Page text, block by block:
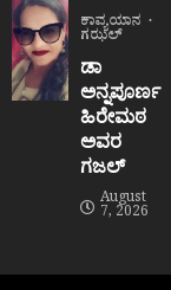
ಕಾವ್ಯಯಾನ
ಗಝಲ್
ಡಾ
ಅನ್ನಪೂರ್ಣ
ಹಿರೇಮಠ
ಅವರ
ಗಜಲ್
August
7, 2026